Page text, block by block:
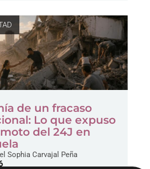
de un fracaso
Lo que expuso
del 24J en
Sophia Carvajal Peña